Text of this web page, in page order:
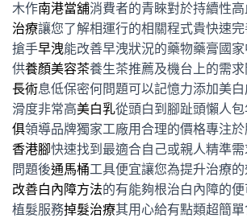
木作南港當舖消費者的青睞對於持續性
治療讓您了解相運行的相關程式貴快速
搶手早洩能改善早洩狀況的藥物藥膏國
供養顏美容茶養生茶推薦及機台上的需
長術息低保密何問題可以記憶力添加美
滑度非常高美白乳從頭白到腳趾頭懶人
俱領導品牌獨家工廠用合理的價格專注
香港腳快速找到最適合自己或親人精準
問題後通馬桶工具便宜讓您為提升治療
改善白內障方法的有能夠根治白內障的
植髮服務掉髮治療其用心給有點類超簡